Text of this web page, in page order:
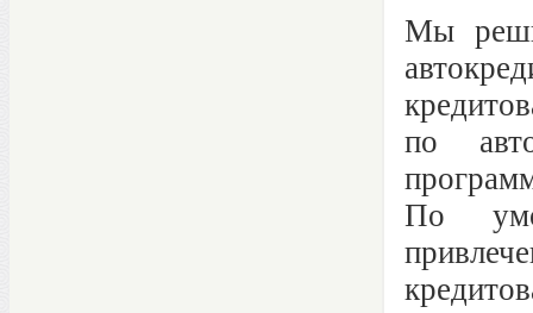
Мы
по
По